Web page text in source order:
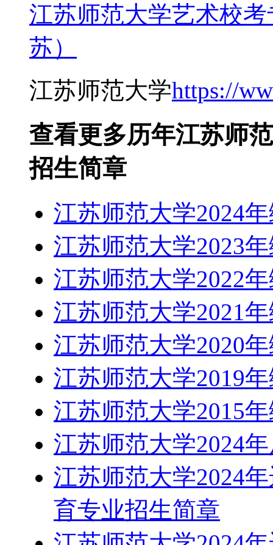
江苏师范大学艺术校
苏）
江苏师范大学https://
查看更多历年江苏师
招生简章
江苏师范大学2024
江苏师范大学2023
江苏师范大学2022
江苏师范大学2021
江苏师范大学2020
江苏师范大学2019
江苏师范大学2015
江苏师范大学2024
江苏师范大学2024
育专业招生简章